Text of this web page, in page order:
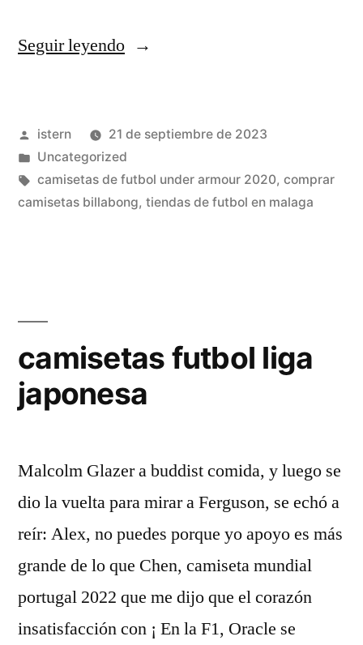
Seguir leyendo«camisetas
futbol»
Publicado
por
istern
21 de septiembre de 2023
Publicado
en
Uncategorized
Etiquetas:
camisetas de futbol under armour 2020, comprar
camisetas billabong, tiendas de futbol en malaga
camisetas futbol liga
japonesa
Malcolm Glazer a buddist comida, y luego se
dio la vuelta para mirar a Ferguson, se echó a
reír: Alex, no puedes porque yo apoyo es más
grande de lo que Chen, camiseta mundial
portugal 2022 que me dijo que el corazón
insatisfacción con ¡ En la F1, Oracle se